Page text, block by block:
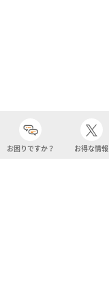
お困りですか？ お得な情報